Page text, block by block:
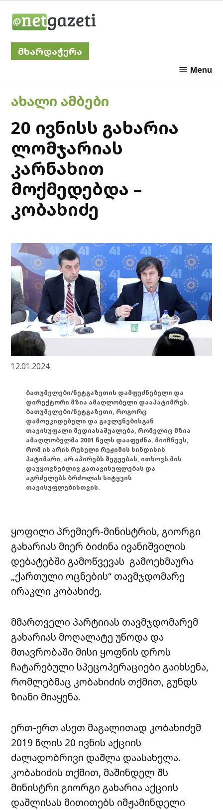
მხარდაჭერა
Menu
POSTED
ᲐᲮᲐᲚᲘ ᲐᲛᲑᲔᲑᲘ
20 ივნისს გახარია
ლომჯარიას
კარნახით
მოქმედებდა –
კობახიძე
12.01.2024
ბათუმელები/ნეტგაზეთის დამფუძნებელი და
დირექტორი მზია ამაღლობელი დააპატიმრეს.
ბათუმელები/ნეტგაზეთი, როგორც
დამოუკიდებელი და გავლენებისგან
თავისუფალი მედიასაშუალება, რომელიც მზია
ამაღლობელმა 2001 წელს დააფუძნა, მიიჩნევს,
რომ ის არის რუსული რეჟიმის სინდისის
პატიმარი, არ აპირებს შეგუებას, ითხოვს მის
დაუყოვნებლივ გათავისუფლებას და
აგრძელებს ბრძოლას სიტყვის
თავისუფლებისთვის.
ყოფილი პრემიერ-მინისტრის, გიორგი
გახარიას მიერ ბიძინა ივანიშვილის
დებატებში გამოწვევას გამოეხმაურა
„ქართული ოცნების“ თავმჯდომარე
ირაკლი კობახიძე.
მმართველი პარტიიას თავმჯდომარემ
გახარიას მოღალატე უწოდა და
მთავრობაში მისი ყოფნის დროს
ჩატარებული სპეცოპერაციები გაიხსენა,
რომლებმაც კობახიძის თქმით, გუნდს
ზიანი მიაყენა.
ერთ-ერთ ასეთ მაგალითად კობახიძემ
2019 წლის 20 ივნის აქციის
ძალადობრივი დაშლა დაასახელა.
კობახიძის თქმით, მაშინდელ შს
მინისტრი გიორგი გახარია აქციის
დაშლისას მითითებს იმჟამინდელი